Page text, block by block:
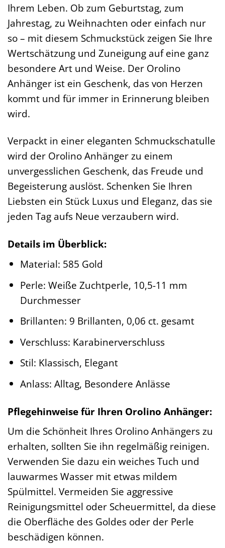
Ihrem Leben. Ob zum Geburtstag, zum
Jahrestag, zu Weihnachten oder einfach nur
so – mit diesem Schmuckstück zeigen Sie Ihre
Wertschätzung und Zuneigung auf eine ganz
besondere Art und Weise. Der Orolino
Anhänger ist ein Geschenk, das von Herzen
kommt und für immer in Erinnerung bleiben
wird.
Verpackt in einer eleganten Schmuckschatulle
wird der Orolino Anhänger zu einem
unvergesslichen Geschenk, das Freude und
Begeisterung auslöst. Schenken Sie Ihren
Liebsten ein Stück Luxus und Eleganz, das sie
jeden Tag aufs Neue verzaubern wird.
Details im Überblick:
Material: 585 Gold
Perle: Weiße Zuchtperle, 10,5-11 mm
Durchmesser
Brillanten: 9 Brillanten, 0,06 ct. gesamt
Verschluss: Karabinerverschluss
Stil: Klassisch, Elegant
Anlass: Alltag, Besondere Anlässe
Pflegehinweise für Ihren Orolino Anhänger:
Um die Schönheit Ihres Orolino Anhängers zu
erhalten, sollten Sie ihn regelmäßig reinigen.
Verwenden Sie dazu ein weiches Tuch und
lauwarmes Wasser mit etwas mildem
Spülmittel. Vermeiden Sie aggressive
Reinigungsmittel oder Scheuermittel, da diese
die Oberfläche des Goldes oder der Perle
beschädigen können.